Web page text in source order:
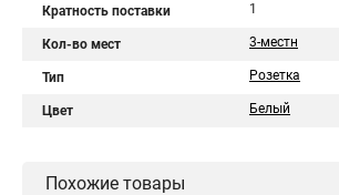
Кратность поставки 1
Кол-во мест 3-местн
Тип Розетка
Цвет Белый
Похожие товары